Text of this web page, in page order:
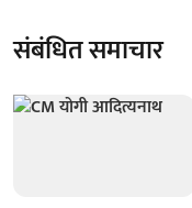
संबंधित समाचार